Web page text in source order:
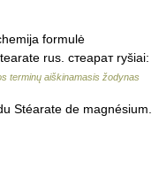
formulė
rus. стеарат ryšiai:
terminų aiškinamasis žodynas
Stéarate de magnésium.